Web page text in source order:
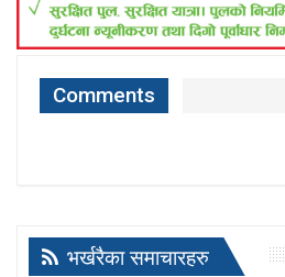
Comments
भर्खरैका समाचारहरु